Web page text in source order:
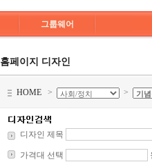
그룹웨어
홈페이지 디자인
HOME > >
디자인 제목
가격대 선택